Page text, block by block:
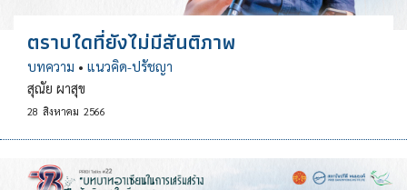
ตราบใดที่ยังไม่มีสันติภาพ
บทความ • แนวคิด-ปรัชญา
สุณัย ผาสุข
28 สิงหาคม 2566